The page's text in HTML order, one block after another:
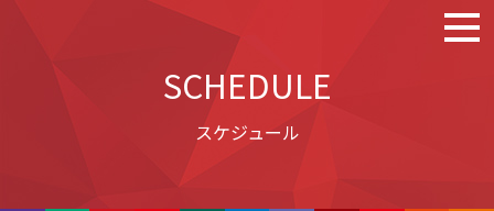
SCHEDULE
スケジュール